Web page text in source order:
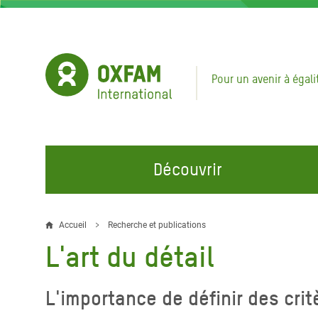
Aller
Pour un avenir à
Découvrir
NOS DOMAINES D'ACTION
Eau et Assainissement
Ressources Naturelles
Crise
REJOINDRE NOS CAMPAGNES
Climate Justice
Rejoignez la Communauté
d'Ariane
Accueil Recherche et publications
L'art du détail
L'importance de définir des